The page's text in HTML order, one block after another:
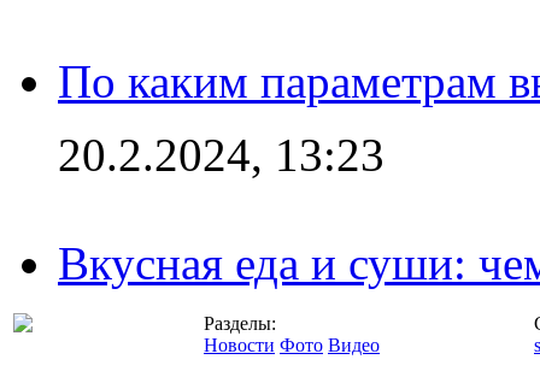
По каким параметрам
20.2.2024, 13:23
Вкусная еда и суши:
Разделы:
Новости Фото Видео